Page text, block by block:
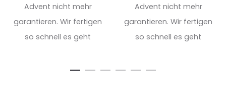
Advent nicht mehr
garantieren. Wir fertigen
so schnell es geht
Advent nicht mehr
garantieren. Wir fertigen
so schnell es geht